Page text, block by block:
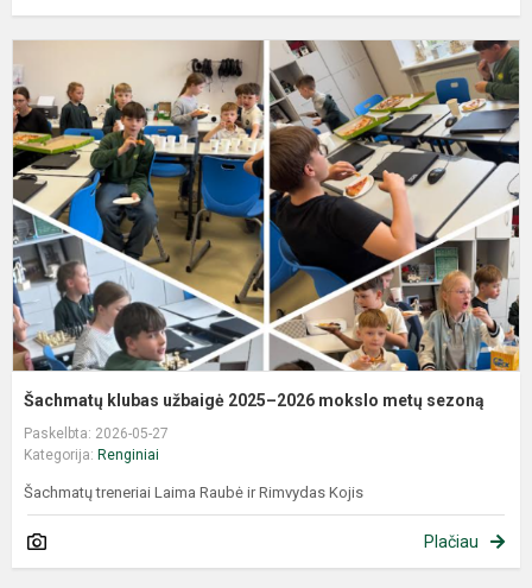
Šachmatų klubas užbaigė 2025–2026 mokslo metų sezoną
Paskelbta: 2026-05-27
Kategorija: Renginiai
Šachmatų treneriai Laima Raubė ir Rimvydas Kojis
Plačiau